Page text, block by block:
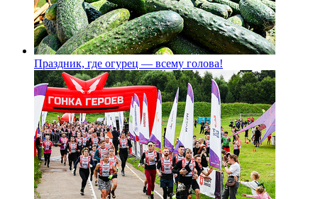
Праздник, где огурец — всему голова!